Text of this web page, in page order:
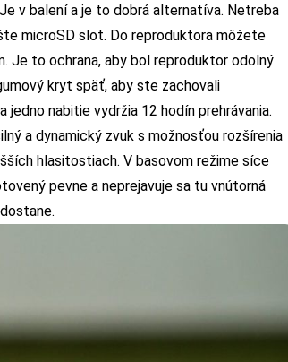
v balení a je to dobrá alternatíva. Netreba
microSD slot. Do reproduktora môžete
Je to ochrana, aby bol reproduktor odolný
kryt späť, aby ste zachovali
jedno nabitie vydržia 12 hodín prehrávania.
a dynamický zvuk s možnosťou rozšírenia
hlasitostiach. V basovom režime síce
pevne a neprejavuje sa tu vnútorná